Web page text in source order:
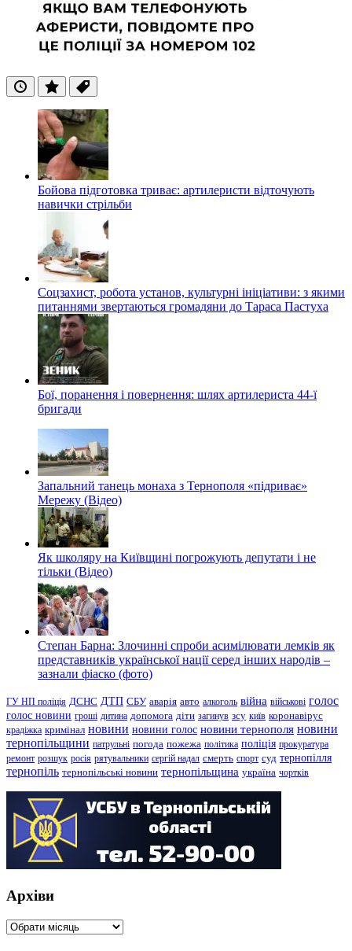
ОстанніПопулярні
Теги
Бойова підготовка триває: артилеристи відточують
навички стрільби
Соцзахист, робота установ, культурні ініціативи: з якими
питаннями звертаються громадяни до Тараса Пастуха
Бої, поранення і повернення: шлях артилериста 44-ї
бригади
Запальний танець монаха з Тернополя «підриває»
Мережу (Відео)
Як школяру на Київщині погрожують депутати і не
тільки (Відео)
Степан Барна: Злочинні спроби асимілювати лемків як
представників української нації серед інших народів –
зазнали фіаско (фото)
ГУ НП поліція ДСНС ДТП СБУ аварія авто алкоголь війна військові голос
голос новини гроші дитина допомога діти загинув зсу київ коронавірус
крадіжка кримінал новини новини голос новини тернополя новини
тернопільщини патрульні погода пожежа політика поліція прокуратура
ремонт розшук росія рятувальники сергій надал смерть спорт суд тернопілля
тернопіль тернопільські новини тернопільщина україна чортків
Архіви
Архіви